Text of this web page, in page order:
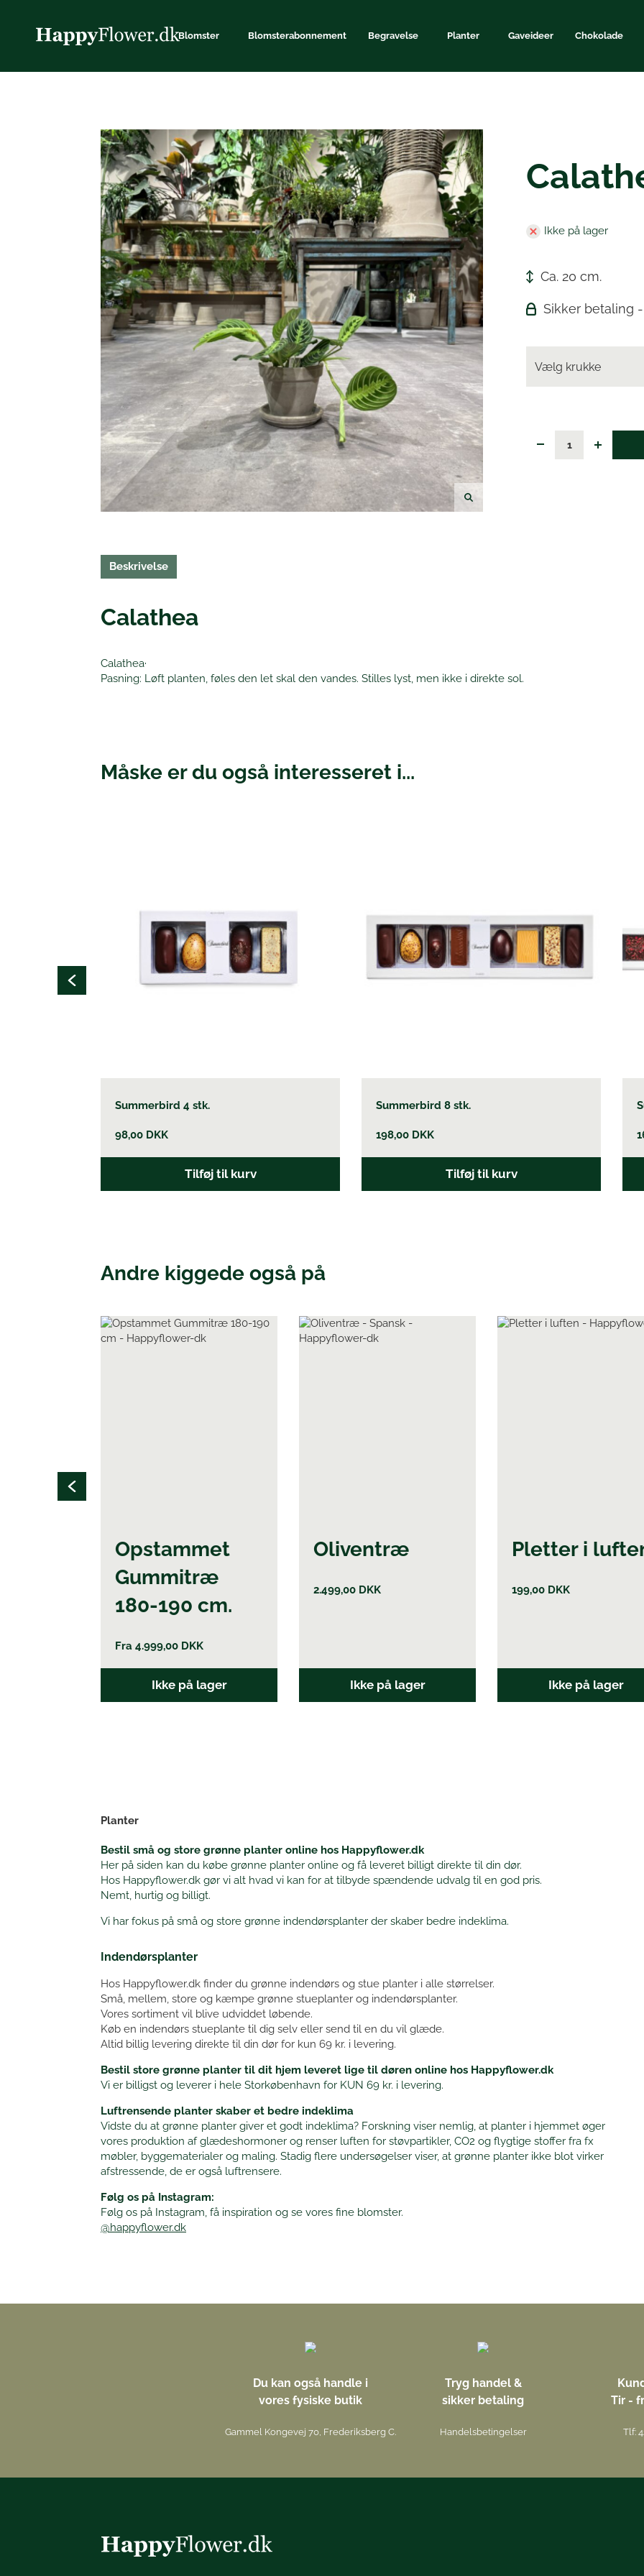
Blomster Blomster­abonnement Begravelse Planter Gaveideer Chokolade
Ikke på lager
Ca. 20 cm.
Sikker betaling
Vælg krukke
Beskrivelse
Calathea
Calathea·
Pasning: Løft planten, føles den let skal den vandes. Stilles lyst, men ikke i direkte sol.
Måske er du også interesseret i...
Summerbird 4 stk.
98,00 DKK
Tilføj til kurv
Summerbird 8 stk.
198,00 DKK
Tilføj til kurv
Andre kiggede også på
Opstammet
Gummitræ
180-190 cm.
Fra 4.999,00 DKK
Ikke på lager
Dette
vare
Oliventræ
2.499,00 DKK
Ikke på lager
Pletter i
199,00 DKK
Ikke på lager
Planter
Bestil små og store grønne planter online hos Happyflower.dk
Her på siden kan du købe grønne planter online og få leveret billigt direkte til din dør.
Hos Happyflower.dk gør vi alt hvad vi kan for at tilbyde spændende udvalg til en god pris.
Nemt, hurtig og billigt.
Vi har fokus på små og store grønne indendørsplanter der skaber bedre indeklima.
Indendørsplanter
Hos Happyflower.dk finder du grønne indendørs og stue planter i alle størrelser.
Små, mellem, store og kæmpe grønne stueplanter og indendørsplanter.
Vores sortiment vil blive udviddet løbende.
Køb en indendørs stueplante til dig selv eller send til en du vil glæde.
Altid billig levering direkte til din dør for kun 69 kr. i levering.
Bestil store grønne planter til dit hjem leveret lige til døren online hos Happyflower.dk
Vi er billigst og leverer i hele Storkøbenhavn for KUN 69 kr. i levering.
Luftrensende planter skaber et bedre indeklima
Vidste du at grønne planter giver et godt indeklima? Forskning viser nemlig, at planter i hjemmet øger
vores produktion af glædeshormoner og renser luften for støvpartikler, CO2 og flygtige stoffer fra fx
møbler, byggematerialer og maling. Stadig flere undersøgelser viser, at grønne planter ikke blot virker
afstressende, de er også luftrensere.
Følg os på Instagram:
Følg os på Instagram, få inspiration og se vores fine blomster.
@happyflower.dk
Du kan også handle i
vores fysiske butik
Gammel Kongevej 70, Frederiksberg C.
Tryg handel &
sikker betaling
Handelsbetingelser
Tir -
Tlf: